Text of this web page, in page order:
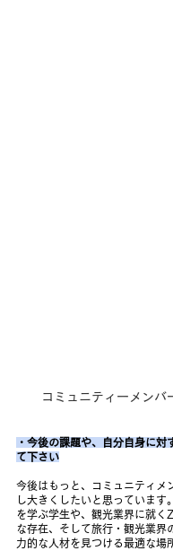
コミュニティーメンバ
・今後の課題や、自分自身に対
て下さい
今後はもっと、コミュニティメ
し大きくしたいと思っています
を学ぶ学生や、観光業界に就く
な存在、そして旅行・観光業界
力的な人材を見つける最適な場